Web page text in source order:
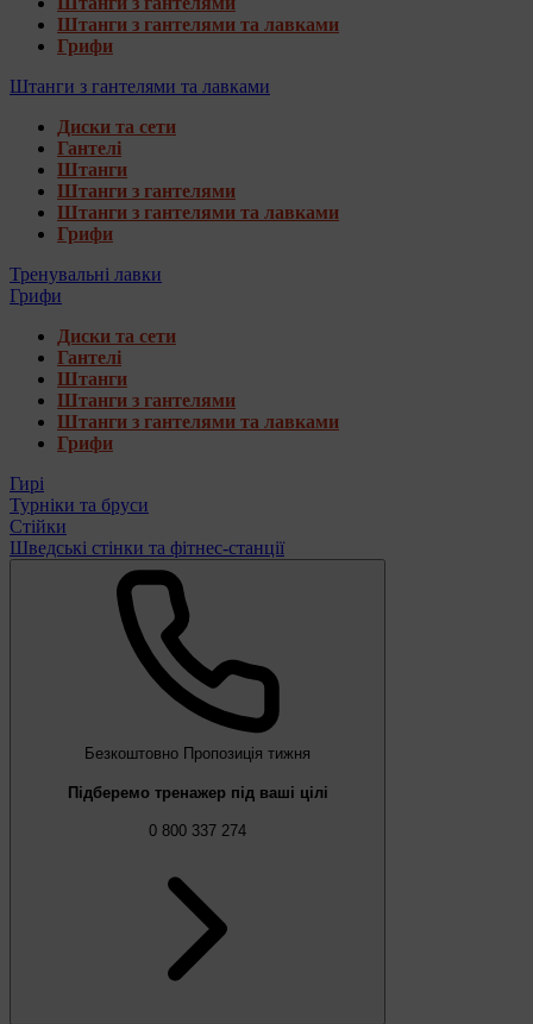
Штанги з гантелями та лавками
Грифи
Штанги з гантелями та лавками
Диски та сети
Гантелі
Штанги
Штанги з гантелями
Штанги з гантелями та лавками
Грифи
Тренувальні лавки
Грифи
Диски та сети
Гантелі
Штанги
Штанги з гантелями
Штанги з гантелями та лавками
Грифи
Гирі
Турніки та бруси
Стійки
Шведські стінки та фітнес-станції
Безкоштовно Пропозиція тижня
Підберемо тренажер під ваші цілі
0 800 337 274